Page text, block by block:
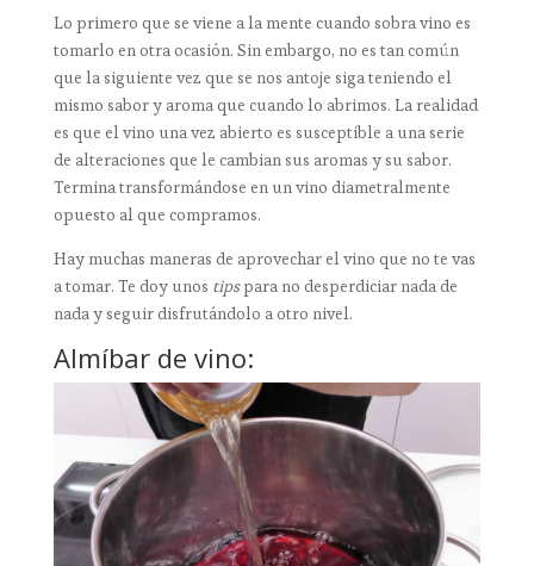
Lo primero que se viene a la mente cuando sobra vino es
tomarlo en otra ocasión. Sin embargo, no es tan común
que la siguiente vez que se nos antoje siga teniendo el
mismo sabor y aroma que cuando lo abrimos. La realidad
es que el vino una vez abierto es susceptible a una serie
de alteraciones que le cambian sus aromas y su sabor.
Termina transformándose en un vino diametralmente
opuesto al que compramos.
Hay muchas maneras de aprovechar el vino que no te vas
a tomar. Te doy unos tipspara no desperdiciar nada de
nada y seguir disfrutándolo a otro nivel.
Almíbar de vino: